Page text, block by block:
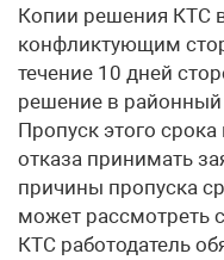
Копии решения КТС
конфликтующим
течение 10 дней
решение в районный
Пропуск этого
отказа принимать
причины пропуска
может рассмотреть
КТС работодатель